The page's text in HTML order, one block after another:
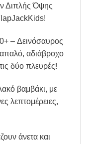
Διπλής Όψης
– Δεινόσαυρος
αδιάβροχο
δύο πλευρές!
βαμβάκι, με
λεπτομέρειες,
άνετα και